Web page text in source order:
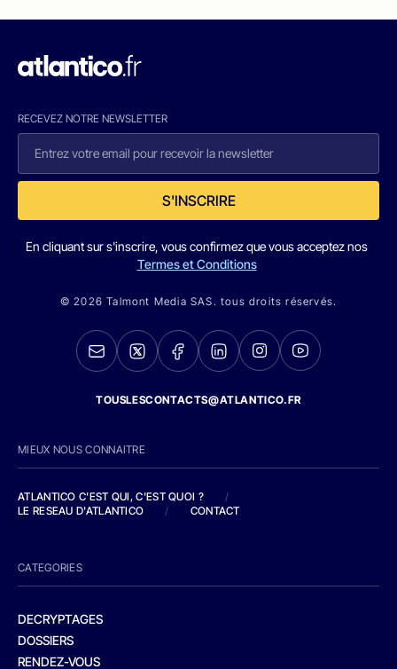
RECEVEZ NOTRE NEWSLETTER
S'INSCRIRE
En cliquant sur s'inscrire, vous confirmez que vous acceptez nos
Termes et Conditions
© 2026 Talmont Media SAS. tous droits réservés.
TOUSLESCONTACTS@ATLANTICO.FR
MIEUX NOUS CONNAITRE
ATLANTICO C'EST QUI, C'EST QUOI ?
/
LE RESEAU D'ATLANTICO
/ CONTACT
CATEGORIES
DECRYPTAGES
DOSSIERS
RENDEZ-VOUS